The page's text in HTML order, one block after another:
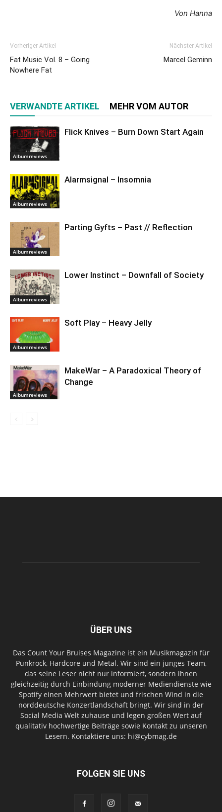
Von Hanna
Vorheriger Artikel
Fat Music Vol. 8 – Going
Nowhere Fat
Nächster Artikel
Marcel Geminn
VERWANDTE ARTIKEL MEHR VOM AUTOR
Albumreviews
Flick Knives – Burn Down Start Again
Albumreviews
Alarmsignal – Insomnia
Albumreviews
Parting Gyfts – Past // Reflection
Albumreviews
Lower Instinct – Downfall of Society
Albumreviews
Soft Play – Heavy Jelly
Albumreviews
MakeWar – A Paradoxical Theory of
Change
ÜBER UNS
Das Count Your Bruises Magazine ist ein Musikmagazin für
Punkrock, Hardcore und Metal. Wir sind ein junges Team,
das seine Leser nicht nur informiert, sondern ihnen
gleichzeitig durch Einbindung moderner Mediendienste wie
Spotify einen Mehrwert bietet und frischen Wind in die
norddeutsche Konzertlandschaft bringt. Wir sind in der
Social Media Welt zuhause und legen großen Wert auf
qualitativ hochwertige Beiträge sowie Kontakt zu unseren
Lesern. Kontaktiere uns: hi@cybmag.de
FOLGEN SIE UNS